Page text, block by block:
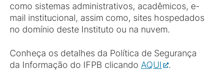
como sistemas administrativos, acadêmicos, e-
mail institucional, assim como, sites hospedados
no domínio deste Instituto ou na nuvem.
Conheça os detalhes da Política de Segurança
da Informação do IFPB clicando AQUI .